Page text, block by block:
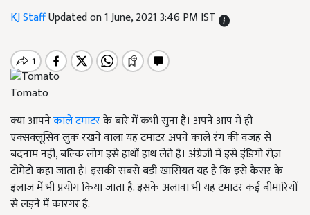
KJ StaffUpdated on 1 June, 2021 3:46 PM IST
Tomato
क्‍या आपनेकाले टमाटरके बारे में कभी सुना है। अपने आप में ही
एक्‍सक्‍लूसि‍व लुक रखने वाला यह टमाटर अपने काले रंग की वजह से
बदनाम नहीं, बल्‍कि‍ लोग इसे हाथों हाथ लेते हैं। अंग्रेजी में इसे इंडि‍गो रोज़
टोमेटो कहा जाता है। इसकी सबसे बड़ी खासि‍यत यह है कि इसे कैंसर के
इलाज में भी प्रयोग कि‍या जाता है. इसके अलावा भी यह टमाटर कई बीमारि‍यों
से लड़ने में कारगर है.